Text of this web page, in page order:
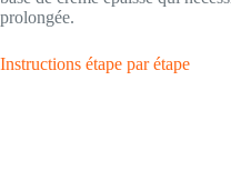
prolongée.
Instructions étape par étape